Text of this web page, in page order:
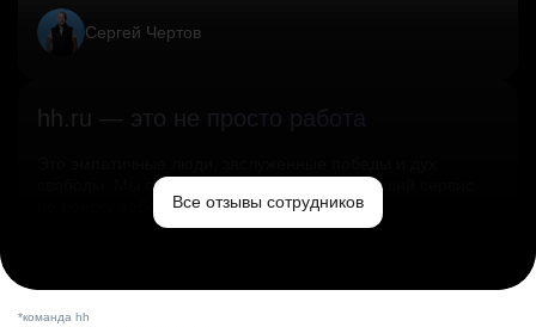
Сергей Чертов
hh.ru — это не просто работа
свободы. Мы помогаем миру и создаём лучший сервис
по поиску работы в стране.Все отзывы сотрудников
*команда hh